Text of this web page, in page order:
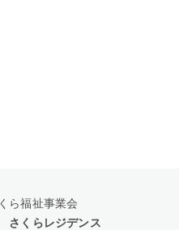
ら福祉事業会
さくらレジデンス